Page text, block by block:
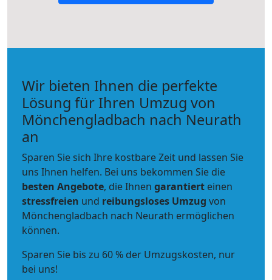
Wir bieten Ihnen die perfekte
Lösung für Ihren Umzug von
Mönchengladbach nach Neurath
an
Sparen Sie sich Ihre kostbare Zeit und lassen Sie
uns Ihnen helfen. Bei uns bekommen Sie die
besten Angebote, die Ihnen garantiert einen
stressfreien und reibungsloses Umzug von
Mönchengladbach nach Neurath ermöglichen
können.
Sparen Sie bis zu 60 % der Umzugskosten, nur
bei uns!